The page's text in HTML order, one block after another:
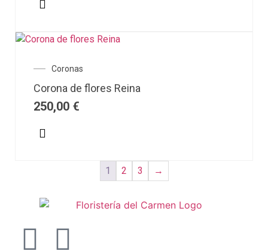
Coronas
Corona de flores Reina
250,00 €
1 2 3 →